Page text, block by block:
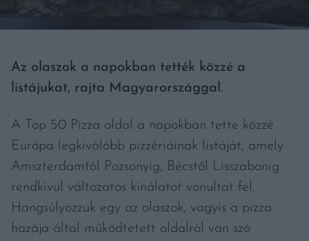
Az olaszok a napokban tették közzé a
listájukat, rajta Magyarországgal.
A Top 50 Pizza oldal a napokban tette közzé
Európa legkiválóbb pizzériáinak listáját, amely
Amszterdamtól Pozsonyig, Bécstől Lisszabonig
rendkívül változatos kínálatot vonultat fel.
Hangsúlyozzuk egy az olaszok, vagyis a pizza
hazája által működtetett oldalról van szó